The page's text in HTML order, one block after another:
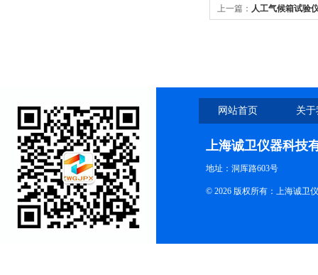
上一篇： 人工气候箱试验
网站首页 关
上海诚卫仪器科技
地址：洞厍路603号
© 2026 版权所有：上海诚卫